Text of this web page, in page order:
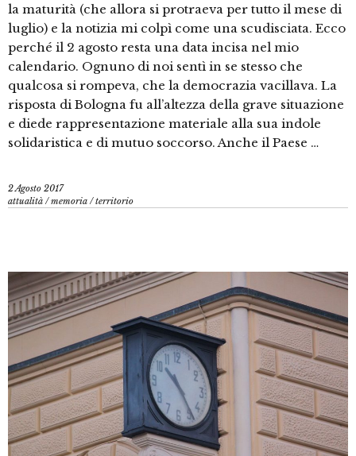
la maturità (che allora si protraeva per tutto il mese di
luglio) e la notizia mi colpì come una scudisciata. Ecco
perché il 2 agosto resta una data incisa nel mio
calendario. Ognuno di noi sentì in se stesso che
qualcosa si rompeva, che la democrazia vacillava. La
risposta di Bologna fu all’altezza della grave situazione
e diede rappresentazione materiale alla sua indole
solidaristica e di mutuo soccorso. Anche il Paese …
2 Agosto 2017
attualità /memoria /territorio